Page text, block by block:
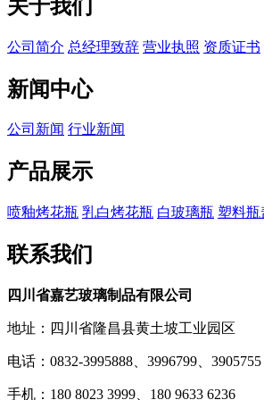
关于我们
公司简介 总经理致辞 营业执照 资质证书
新闻中心
公司新闻 行业新闻
产品展示
喷釉烤花瓶 乳白烤花瓶 白玻璃瓶 塑料瓶
联系我们
四川省嘉艺玻璃制品有限公司
地址：四川省隆昌县黄土坡工业园区
电话：0832-3995888、3996799、3905755
手机：180 8023 3999、180 9633 6236